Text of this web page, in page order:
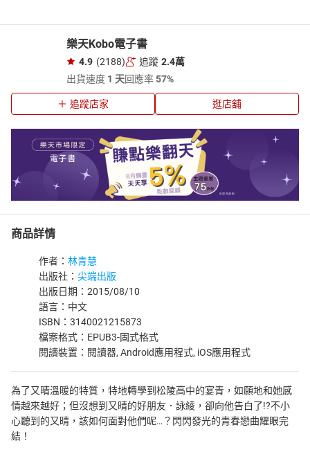
樂天Kobo電子書
4.9 (2188) 追蹤 2.4萬
出貨速度 1 天回應率57%
追蹤店家 逛店舖
商品詳情
作者： 林青慧
出版社： 尖端出版
出版日期：2015/08/10
語言：中文
ISBN：3140021215873
檔案格式：EPUB3-固式格式
閱讀裝置：閱讀器, Android應用程式, iOS應用程式
為了又晴溫暖的特質，特地轉學到松陵高中的宴青，如願地和她感
情越來越好；但沒想到又晴的好朋友．詠綾，卻向他告白了!?不小
心聽到的又晴，該如何面對他們呢…？閃閃發光的青春戀曲耀眼完
結！